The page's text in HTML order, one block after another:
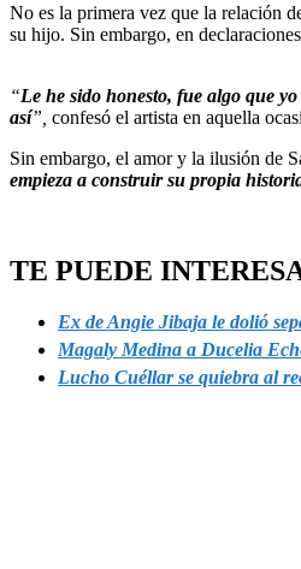
No es la primera vez que la relación
su hijo. Sin embargo, en
“Le he sido honesto, fue algo que
así”, confesó el artista en aquella
Sin embargo, el amor y la ilusión de
empieza a construir su propia
TE PUEDE
Ex de Angie Jibaja le dolió
Magaly Medina a Ducelia
Lucho Cuéllar se quiebra al